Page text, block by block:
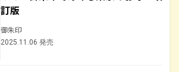
訂版
御朱印
2025.11.06 発売